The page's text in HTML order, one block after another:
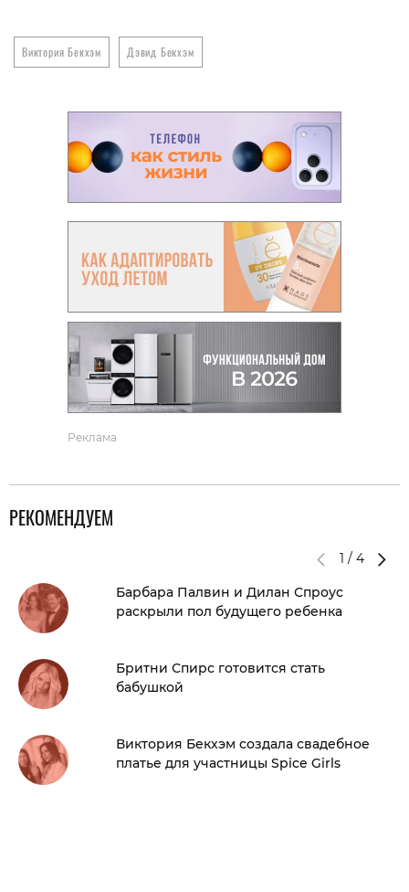
Виктория Бекхэм Дэвид Бекхэм
Реклама
РЕКОМЕНДУЕМ
1 / 4
Барбара Палвин и Дилан Спроус
раскрыли пол будущего ребенка
Бритни Спирс готовится стать
бабушкой
Виктория Бекхэм создала свадебное
платье для участницы Spice Girls